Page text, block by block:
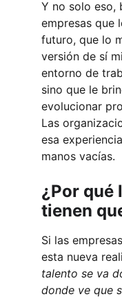
Y no solo eso,
empresas que
futuro, que lo
versión de sí
entorno de
sino que le
evolucionar
Las
esa
manos vacías.
¿Por qué
tienen
Si las
esta nueva
talento se va
donde ve que